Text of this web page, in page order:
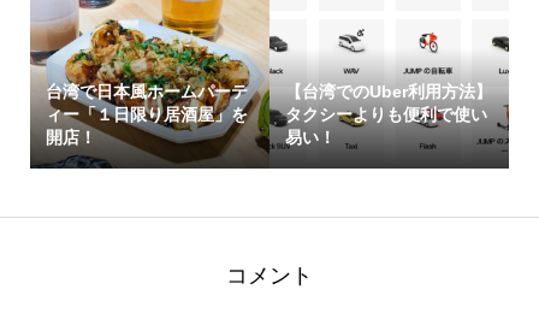
台湾で日本風ホームパーテ
ィー「１日限り居酒屋」を
開店！
【台湾でのUber利用方法】
タクシーよりも便利で使い
易い！
コメント